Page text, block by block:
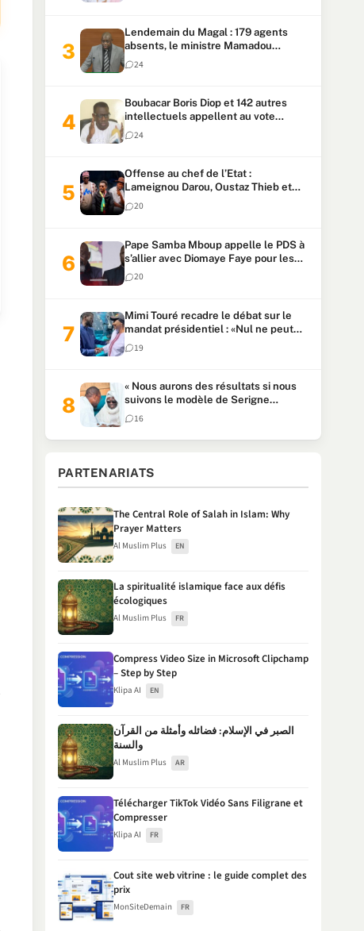
Lendemain du Magal : 179 agents
absents, le ministre Mamadou
Lamine Dianté exige des explications
24
Boubacar Boris Diop et 142 autres
intellectuels appellent au vote
urgent de la révision
constitutionnelle
24
Offense au chef de l’Etat :
Lameignou Darou, Oustaz Thieb et
Ndiaye Touba lourdement
condamnés
20
Pape Samba Mboup appelle le PDS à
s’allier avec Diomaye Faye pour les
locales et tacle Sonko
20
Mimi Touré recadre le débat sur le
mandat présidentiel : «Nul ne peut
faire plus de deux mandats
consécutifs de 5 ans»
19
« Nous aurons des résultats si nous
suivons le modèle de Serigne
Touba » : Ousmane Sonko au Khalife
Serigne Mountakha
16
PARTENARIATS
The Central Role of Salah in Islam: Why
Prayer Matters
Al Muslim Plus EN
La spiritualité islamique face aux défis
écologiques
Al Muslim Plus FR
Compress Video Size in Microsoft Clipchamp
– Step by Step
Klipa AI EN
الصبر في الإسلام: فضائله وأمثلة من القرآن
والسنة
Al Muslim Plus AR
Télécharger TikTok Vidéo Sans Filigrane et
Compresser
Klipa AI FR
Cout site web vitrine : le guide complet des
prix
MonSiteDemain FR